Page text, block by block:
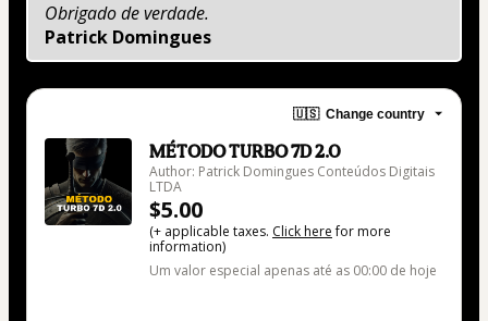
Obrigado de verdade.
Patrick Domingues
🇺🇸 Change country
MÉTODO TURBO 7D 2.0
Author: Patrick Domingues Conteúdos Digitais
LTDA
$5.00
(+ applicable taxes. Click herefor more
information)
Um valor especial apenas até as 00:00 de hoje